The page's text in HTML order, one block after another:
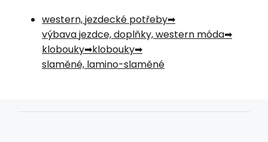
western, jezdecké potřeby
výbava jezdce, doplňky, western móda
klobouky
klobouky
slaměné, lamino-slaměné